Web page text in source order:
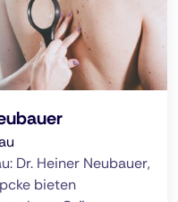
Dr. Heiner Neubauer,
bieten